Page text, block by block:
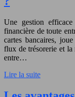
Une gestion
financière de toute
cartes bancaires,
flux de trésorerie et la
entre…
Lire la suite